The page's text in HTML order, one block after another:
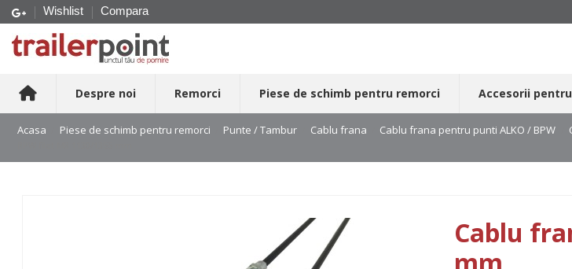
Wishlist Compara
Despre noi Remorci Piese de schimb pentru remorci Accesorii
Acasa Piese de schimb pentru remorci Punte / Tambur Cablu frana Cablu frana pentru punti ALKO / BPW
Cablu
mm